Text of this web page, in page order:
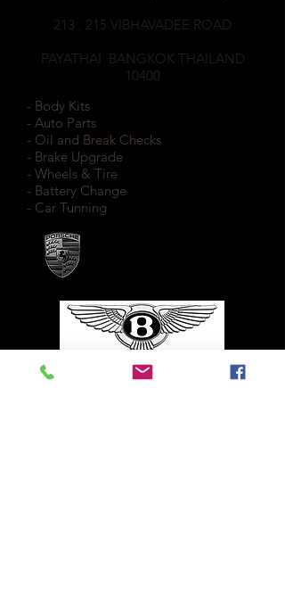
213 , 215 VIBHAVADEE ROAD
PAYATHAI BANGKOK THAILAND
10400
- Body Kits
- Auto Parts
- Oil and Break Checks
- Brake Upgrade
- Wheels & Tire
- Battery Change
- Car Tunning